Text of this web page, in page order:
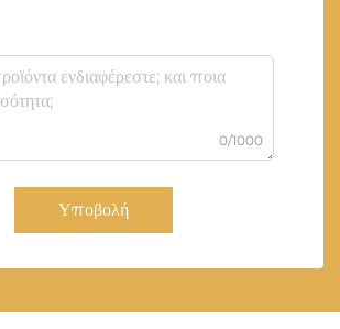
0/1000
Υποβολή